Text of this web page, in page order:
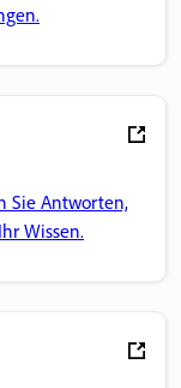
Sie Antworten,
Wissen.